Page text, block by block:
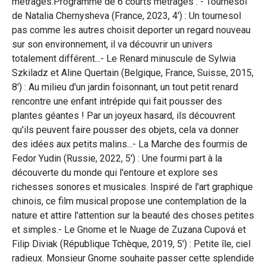
de Natalia Chernysheva (France, 2023, 4') : Un tournesol
pas comme les autres choisit deporter un regard nouveau
sur son environnement, il va découvrir un univers
totalement différent...- Le Renard minuscule de Sylwia
Szkiladz et Aline Quertain (Belgique, France, Suisse, 2015,
8') : Au milieu d'un jardin foisonnant, un tout petit renard
rencontre une enfant intrépide qui fait pousser des
plantes géantes ! Par un joyeux hasard, ils découvrent
qu'ils peuvent faire pousser des objets, cela va donner
des idées aux petits malins...- La Marche des fourmis de
Fedor Yudin (Russie, 2022, 5') : Une fourmi part à la
découverte du monde qui l'entoure et explore ses
richesses sonores et musicales. Inspiré de l'art graphique
chinois, ce film musical propose une contemplation de la
nature et attire l'attention sur la beauté des choses petites
et simples.- Le Gnome et le Nuage de Zuzana Cupová et
Filip Diviak (République Tchèque, 2019, 5') : Petite île, ciel
radieux. Monsieur Gnome souhaite passer cette splendide